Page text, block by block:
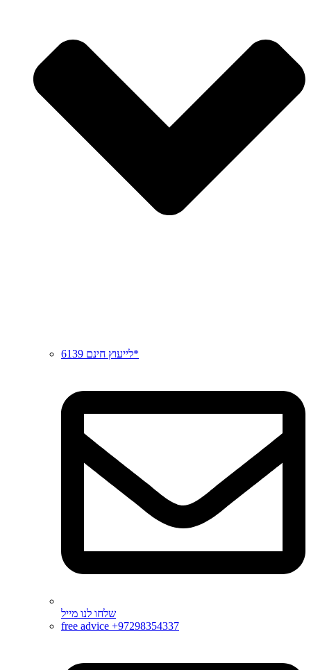
לייעוץ חינם 6139*
שלחו לנו מייל
free advice +97298354337